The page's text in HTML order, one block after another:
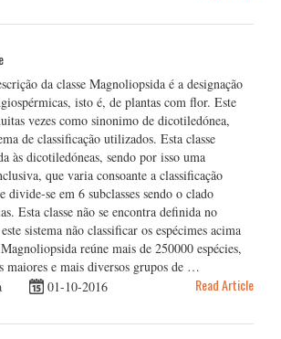
da classe Magnoliopsida é a designação
isto é, de plantas com flor. Este
vezes como sinonimo de dicotiledónea,
de classificação utilizados. Esta classe
às dicotiledóneas, sendo por isso uma
que varia consoante a classificação
divide-se em 6 subclasses sendo o clado
Esta classe não se encontra definida no
sistema não classificar os espécimes acima
reúne mais de 250000 espécies,
maiores e mais diversos grupos de …
01-10-2016 Read Article